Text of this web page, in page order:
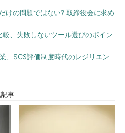
けの問題ではない? 取締役会に求め
較、失敗しないツール選びのポイン
、SCS評価制度時代のレジリエン
記事